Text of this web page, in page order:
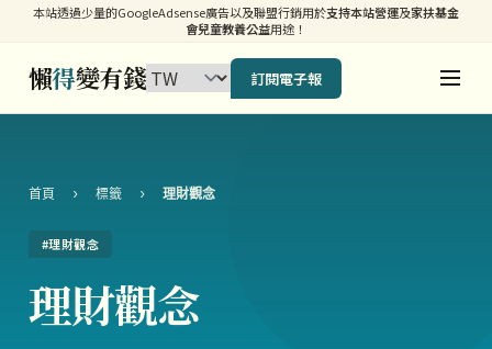
本站透過少量的GoogleAdsense廣告以及聯盟行銷用於支持本站營運及家扶基金
會兒童教養公益用途！
懶得變有錢 訂閱電子報
首頁 › 標籤 › 理財觀念
#理財觀念
理財觀念